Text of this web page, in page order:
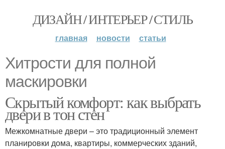
ДИЗАЙН / ИНТЕРЬЕР / СТИЛЬ
главная новости статьи
Хитрости для полной
маскировки
Скрытый комфорт: как выбрать
двери в тон стен
Межкомнатные двери – это традиционный элемент
планировки дома, квартиры, коммерческих зданий,